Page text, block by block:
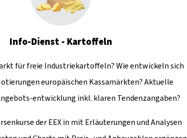
Info-Dienst - Kartoffeln
für freie Industriekartoffeln? Wie entwickeln sich
europäischen Kassamärkten? Aktuelle
entwicklung inkl. klaren Tendenzangaben?
der EEX in mit Erläuterungen und Analysen